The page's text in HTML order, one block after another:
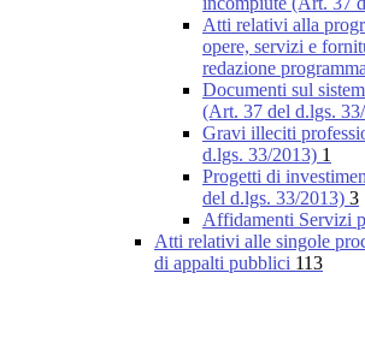
Atti relativi alla
opere, servizi e
redazione
Documenti sul
(Art. 37 del d.lgs.
Gravi illeciti
d.lgs. 33/2013) 1
Progetti di
del d.lgs. 33/2013) 3
Affidamenti Servizi
Atti relativi alle singole
di appalti pubblici 113